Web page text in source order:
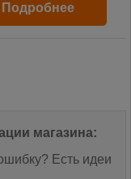
Подробнее
магазина:
Есть идеи